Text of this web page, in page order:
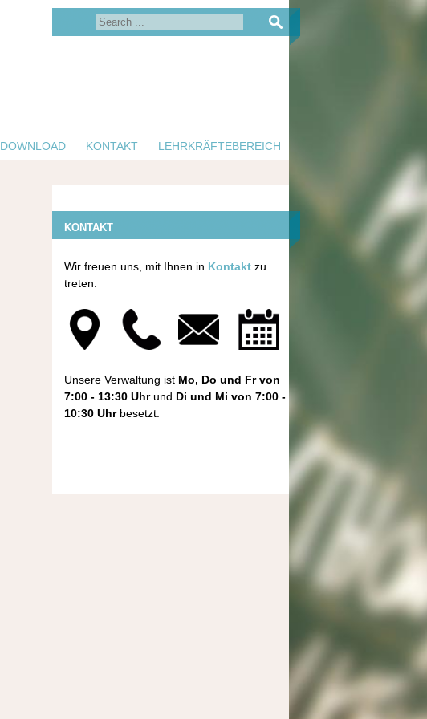
DOWNLOAD KONTAKT LEHRKRÄFTEBEREICH
KONTAKT
Wir freuen uns, mit Ihnen in Kontakt zu
treten.
Unsere Verwaltung ist Mo, Do und Fr von
7:00 - 13:30 Uhrund Di und Mi von 7:00 -
10:30 Uhrbesetzt.